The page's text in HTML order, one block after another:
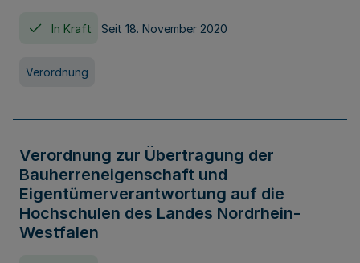
In Kraft Seit 18. November 2020
Verordnung
Verordnung zur Übertragung der
Bauherreneigenschaft und
Eigentümerverantwortung auf die
Hochschulen des Landes Nordrhein-
Westfalen